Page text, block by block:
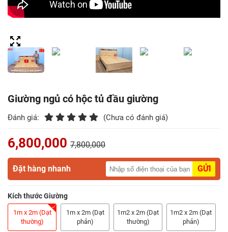
Nhiên
Trang
Điểm
Gỗ
Bàn
Tivi
Gỗ
Salon
Gỗ
Giường ngủ có hộc tủ đầu giường
Đánh giá: (Chưa có đánh giá)
6,800,000 7,800,000
Đặt hàng nhanh GỬI
Kích thước Giường
1m x 2m (Dạt
thường)
1m x 2m (Dạt
phản)
1m2 x 2m (Dạt
thường)
1m2 x 2m (Dạt
phản)